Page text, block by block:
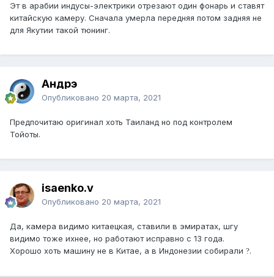
Эт в арабии индусы-электрики отрезают один фонарь и ставят
китайскую камеру. Сначала умерла передняя потом задняя не
для Якутии такой тюнинг.
Андрэ
Опубликовано 20 марта, 2021
Предпочитаю оригинал хоть Таиланд но под контролем
Тойоты.
isaenko.v
Опубликовано 20 марта, 2021
Да, камера видимо китаецкая, ставили в эмиратах, шгу
видимо тоже ихнее, но работают исправно с 13 года.
Хорошо хоть машину не в Китае, а в Индонезии собирали ?.